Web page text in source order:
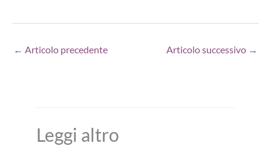
← Articolo precedente Articolo successivo →
Leggi altro